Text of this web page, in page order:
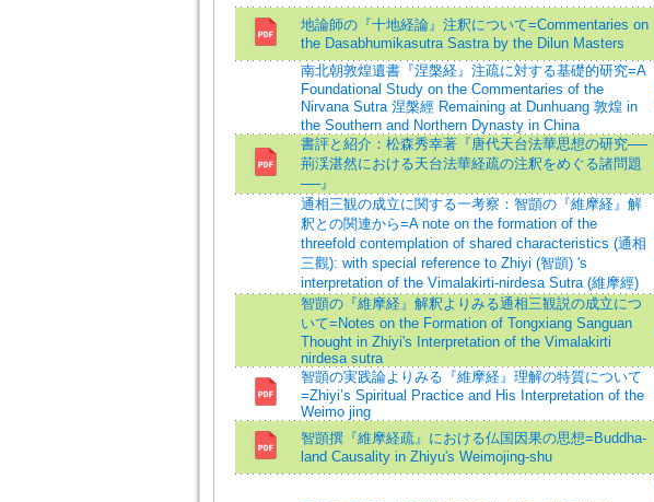
地論師の『十地経論』注釈について=Commentaries on
the Dasabhumikasutra Sastra by the Dilun Masters
南北朝敦煌遺書『涅槃経』注疏に対する基礎的研究=A
Foundational Study on the Commentaries of the
Nirvana Sutra 涅槃經 Remaining at Dunhuang 敦煌 in
the Southern and Northern Dynasty in China
書評と紹介：松森秀幸著『唐代天台法華思想の研究──
荊渓湛然における天台法華経疏の注釈をめぐる諸問題
──』
通相三観の成立に関する一考察：智顗の『維摩経』解
釈との関連から=A note on the formation of the
threefold contemplation of shared characteristics (通相
三觀): with special reference to Zhiyi (智顗) 's
interpretation of the Vimalakirti-nirdesa Sutra (維摩經)
智顗の『維摩経』解釈よりみる通相三観説の成立につ
いて=Notes on the Formation of Tongxiang Sanguan
Thought in Zhiyi's Interpretation of the Vimalakirti
nirdesa sutra
智顗の実践論よりみる『維摩経』理解の特質について
=Zhiyi’s Spiritual Practice and His Interpretation of the
Weimo jing
智顗撰『維摩経疏』における仏国因果の思想=Buddha-
land Causality in Zhiyu's Weimojing-shu